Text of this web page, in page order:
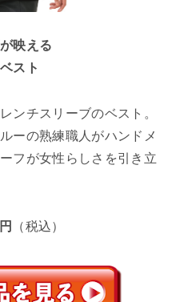
映える
スト
ンチスリーブのベスト。
ーの熟練職人がハンドメ
フが女性らしさを引き立
（税込）